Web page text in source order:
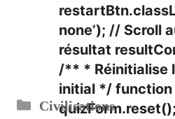
none’); // Scroll
résultat
/** * Réinitialise
initial */ function
quizForm.reset();
Catégories
Civilisations